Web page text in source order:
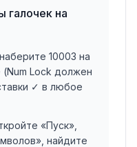
галочек на
10003 на
(Num Lock должен
✓ в любое
«Пуск»,
найдите